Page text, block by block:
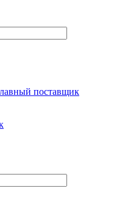
поставщик